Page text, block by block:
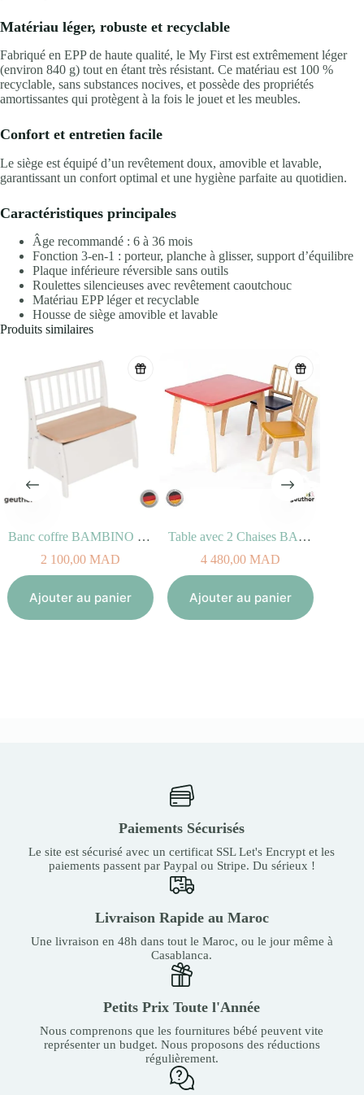
Matériau léger, robuste et recyclable
Fabriqué en EPP de haute qualité, le My First est extrêmement léger
(environ 840 g) tout en étant très résistant. Ce matériau est 100 %
recyclable, sans substances nocives, et possède des propriétés
amortissantes qui protègent à la fois le jouet et les meubles.
Confort et entretien facile
Le siège est équipé d’un revêtement doux, amovible et lavable,
garantissant un confort optimal et une hygiène parfaite au quotidien.
Caractéristiques principales
Âge recommandé : 6 à 36 mois
Fonction 3-en-1 : porteur, planche à glisser, support d’équilibre
Plaque inférieure réversible sans outils
Roulettes silencieuses avec revêtement caoutchouc
Matériau EPP léger et recyclable
Housse de siège amovible et lavable
Produits similaires
Banc coffre BAMBINO Blanc Naturel
2 100,00MAD
Ajouter au panier
Table avec 2 Chaises BAMBINO Multicolores
4 480,00MAD
Ajouter au panier
Paiements Sécurisés
Le site est sécurisé avec un certificat SSL Let's Encrypt et les
paiements passent par Paypal ou Stripe. Du sérieux !
Livraison Rapide au Maroc
Une livraison en 48h dans tout le Maroc, ou le jour même à
Casablanca.
Petits Prix Toute l'Année
Nous comprenons que les fournitures bébé peuvent vite
représenter un budget. Nous proposons des réductions
régulièrement.